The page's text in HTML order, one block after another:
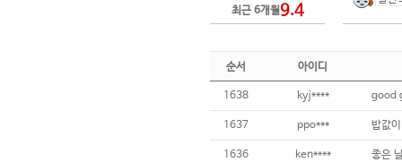
최근 6개월9.4
순서 아이디
1638 kyj**** good
1637 ppo*** 밥값
1636 ken****